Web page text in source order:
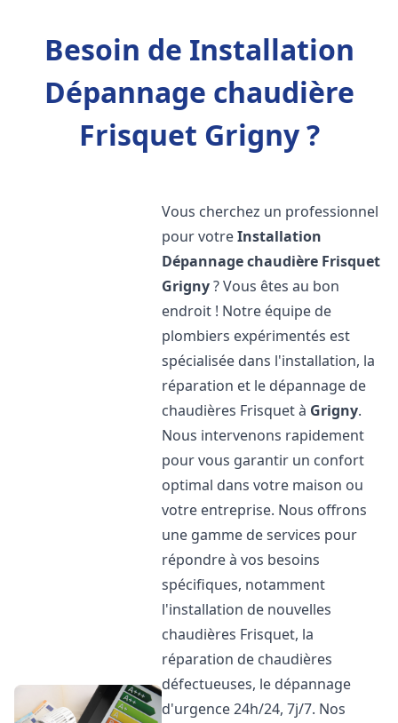
Besoin de Installation
Dépannage chaudière
Frisquet Grigny ?
Vous cherchez un professionnel
pour votreInstallation
Dépannage chaudière Frisquet
Grigny? Vous êtes au bon
endroit ! Notre équipe de
plombiers expérimentés est
spécialisée dans l'installation, la
réparation et le dépannage de
chaudières Frisquet à Grigny.
Nous intervenons rapidement
pour vous garantir un confort
optimal dans votre maison ou
votre entreprise. Nous offrons
une gamme de services pour
répondre à vos besoins
spécifiques, notamment
l'installation de nouvelles
chaudières Frisquet, la
réparation de chaudières
défectueuses, le dépannage
d'urgence 24h/24, 7j/7. Nos